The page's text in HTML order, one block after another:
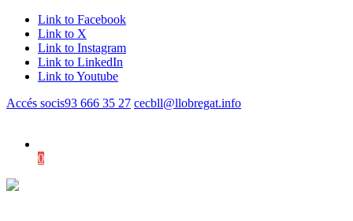
Link to Facebook
Link to X
Link to Instagram
Link to LinkedIn
Link to Youtube
Accés socis93 666 35 27 cecbll@llobregat.info
0